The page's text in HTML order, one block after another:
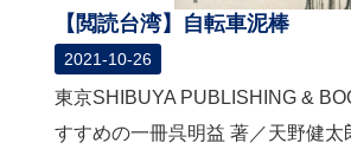
【閲読台湾】自転車泥棒
2021-10-26
東京SHIBUYA PUBLISHING &
すすめの一冊呉明益 著／天野健太